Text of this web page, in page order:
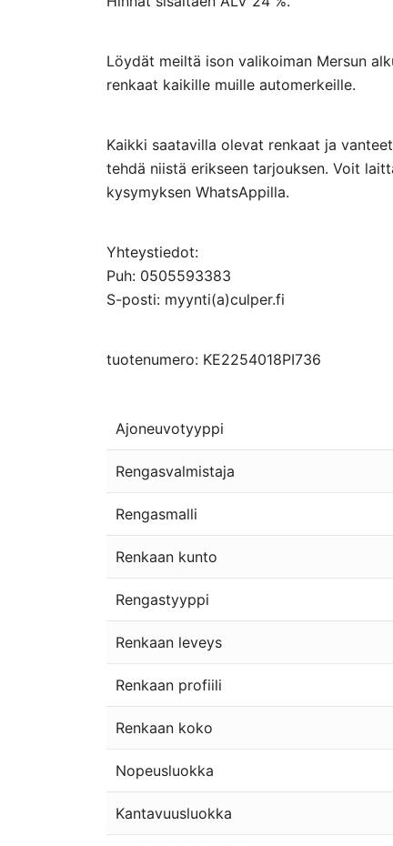
Löydät meiltä ison valikoiman Mersun
renkaat kaikille muille automerkeille.
Kaikki saatavilla olevat renkaat ja
tehdä niistä erikseen tarjouksen. Voit
kysymyksen WhatsAppilla.
Yhteystiedot:
Puh: 0505593383
S-posti: myynti(a)culper.fi
tuotenumero: KE2254018PI736
Ajoneuvotyyppi
Rengasvalmistaja
Rengasmalli
Renkaan kunto
Rengastyyppi
Renkaan leveys
Renkaan profiili
Renkaan koko
Nopeusluokka
Kantavuusluokka